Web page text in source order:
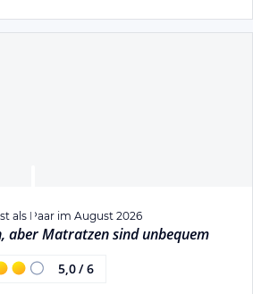
als Paar im August 2026
aber Matratzen sind unbequem
5,0/ 6